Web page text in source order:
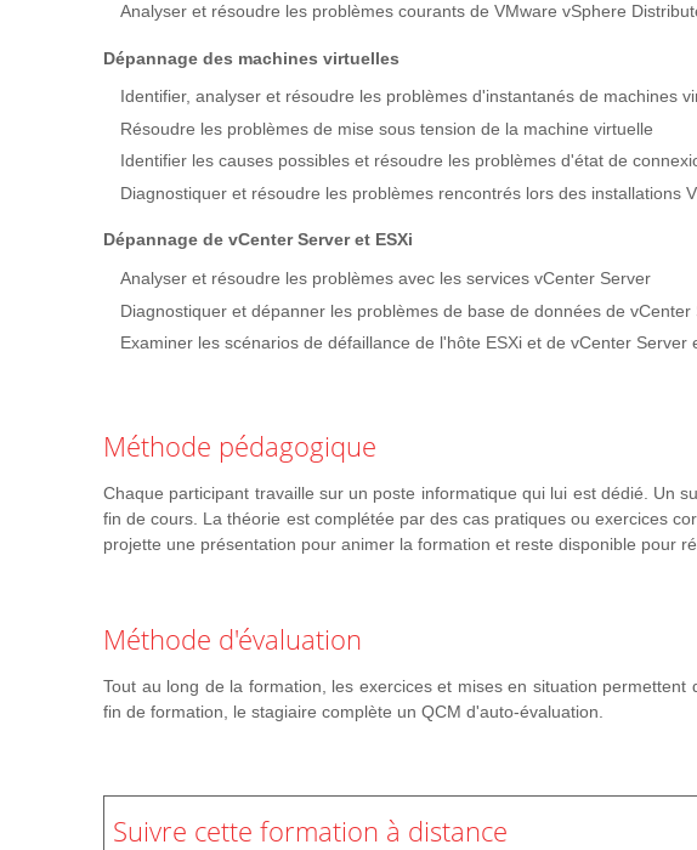
Analyser et résoudre les problèmes courants de VMware vSphere
Dépannage des machines virtuelles
Identifier, analyser et résoudre les problèmes d'instantanés de machines
Résoudre les problèmes de mise sous tension de la machine virtuelle
Identifier les causes possibles et résoudre les problèmes d'état de
Diagnostiquer et résoudre les problèmes rencontrés lors des installations
Dépannage de vCenter Server et ESXi
Analyser et résoudre les problèmes avec les services vCenter Server
Diagnostiquer et dépanner les problèmes de base de données de vCenter
Examiner les scénarios de défaillance de l'hôte ESXi et de vCenter Server
Méthode pédagogique
Chaque participant travaille sur un poste informatique qui lui est dédié. Un
fin de cours. La théorie est complétée par des cas pratiques ou exercices
projette une présentation pour animer la formation et reste disponible pour
Méthode d'évaluation
Tout au long de la formation, les exercices et mises en situation
fin de formation, le stagiaire complète un QCM d'auto-évaluation.
Suivre cette formation à distance